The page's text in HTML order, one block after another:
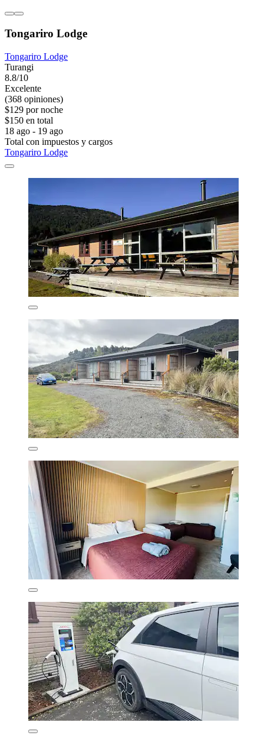
Tongariro Lodge
Tongariro Lodge
Turangi
8.8/10
Excelente
(368 opiniones)
$129 por noche
$150 en total
18 ago - 19 ago
Total con impuestos y cargos
Tongariro Lodge